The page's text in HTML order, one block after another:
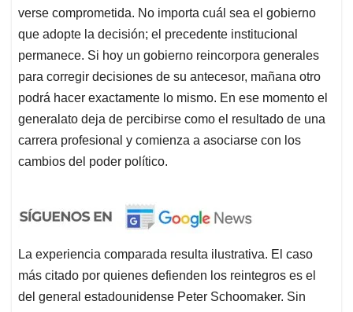
verse comprometida. No importa cuál sea el gobierno
que adopte la decisión; el precedente institucional
permanece. Si hoy un gobierno reincorpora generales
para corregir decisiones de su antecesor, mañana otro
podrá hacer exactamente lo mismo. En ese momento el
generalato deja de percibirse como el resultado de una
carrera profesional y comienza a asociarse con los
cambios del poder político.
La experiencia comparada resulta ilustrativa. El caso
más citado por quienes defienden los reintegros es el
del general estadounidense Peter Schoomaker. Sin